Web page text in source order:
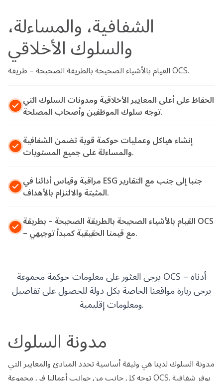
الشفافية، والمساءلة،
والسلوك الأخلاقي
القيام بالأشياء الصحيحة بالطريقة الصحيحة – طريقة OCS.
الحفاظ على أعلى المعايير الأخلاقية ومدونات السلوك التي
توجه سلوك الموظفين وأصحاب المصلحة.
إنشاء هياكل وعمليات حوكمة قوية تضمن الشفافية
والمساءلة على جميع المستويات.
مراقبة وقياس أدائنا في ESG جنبا إلى جنب مع التقارير
المثبتة والالتزام بالأهداف.
القيام بالأشياء الصحيحة بالطريقة الصحيحة – بطريقة OCS
– مع قيمنا الحقيقية كمبدأ توجيهي.
يرجى العثور على معلومات حوكمة مجموعة OCS أدناه –
يرجى زيارة مواقعنا الخاصة بكل دولة للحصول على تفاصيل
ومعلومات إقليمية.
مدونة السلوك
مدونة السلوك لدينا هي وثيقة أساسية تحدد المبادئ والمعايير التي
توجه كل جانب من جوانب أعمالنا في مجموعة OCS. يوفر شفافية